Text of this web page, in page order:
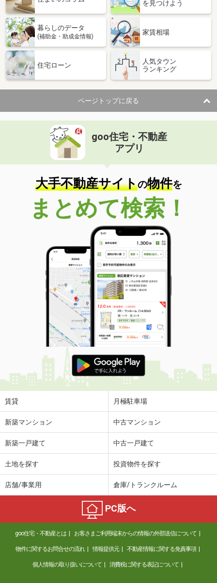
を見つけよう
暮らしのデータ
(補助金・助成金情報)
家賃相場
住宅ローン
人気タウン
ランキング
ページトップに戻る
goo住宅・不動産
アプリ
大手不動産サイトの物件を
まとめて検索！
賃貸 月極駐車場
新築マンション 中古マンション
新築一戸建て 中古一戸建て
土地を探す 投資物件を探す
店舗/事業用 倉庫/トランクルーム
PC版へ
goo住宅・不動産とは お客さまご利用端末からの情報の外部送信について
物件に関するお問合せの流れ 情報提供元 不動産情報に関する免責事項
個人情報の取り扱いについて 消費税に関する表記について